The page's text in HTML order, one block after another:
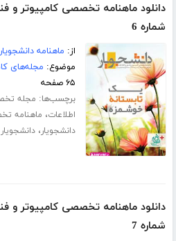
دانلود ماهنامه تخصصی کامپیوتر و
شماره 6
از: ماهنامه دانشجویار
موضوع: مجله‌های
۶۵ صفحه
برچسب‌ها: مجله
اطلاعات، ماهنامه
دانشجویار،دانشجویار
دانلود ماهنامه تخصصی کامپیوتر و
شماره 7